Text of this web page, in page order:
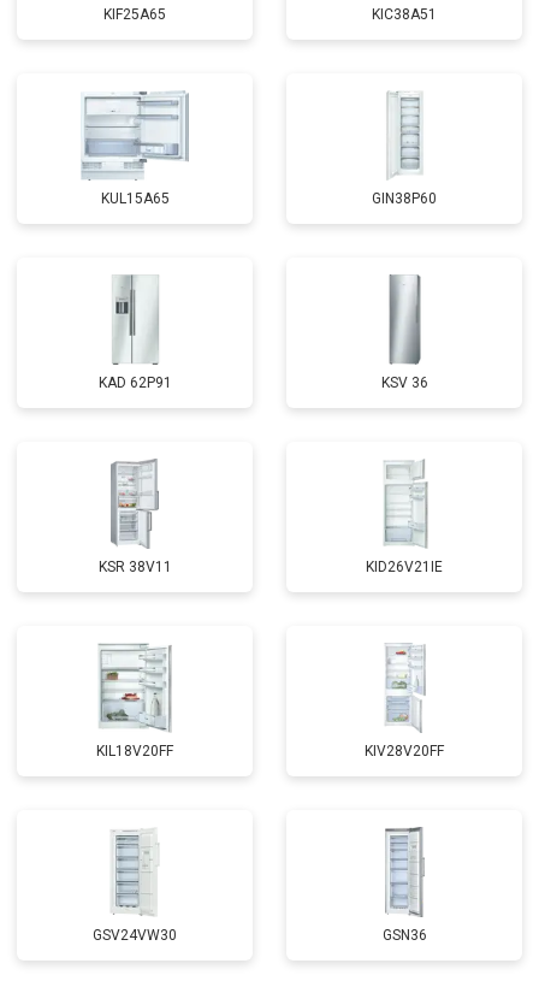
KIF25A65 KIC38A51
KUL15A65 GIN38P60
KAD 62P91 KSV 36
KSR 38V11 KID26V21IE
KIL18V20FF KIV28V20FF
GSV24VW30 GSN36